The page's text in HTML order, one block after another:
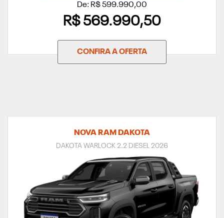
De: R$ 599.990,00
R$ 569.990,50
CONFIRA A OFERTA
NOVA RAM DAKOTA
DAKOTA WARLOCK 2.2 DIESEL 2026